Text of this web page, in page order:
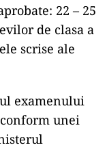
22 – 25
de clasa a
scrise ale
examenului
unei